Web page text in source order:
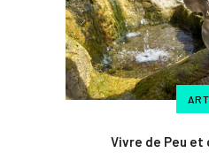
ART
Vivre de Peu et